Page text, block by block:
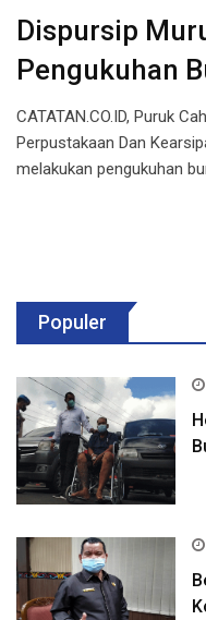
Dispursip
Pengukuhan
CATATAN.CO.ID, Puruk
Perpustakaan Dan
melakukan pengukuhan
Populer